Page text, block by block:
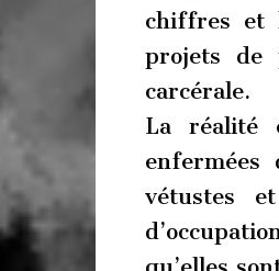
chiffres et
projets de
carcérale.
La réalité
enfermées
vétustes